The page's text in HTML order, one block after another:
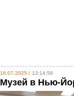
16.07.2025 / 13:14:59
Музей в Нью-